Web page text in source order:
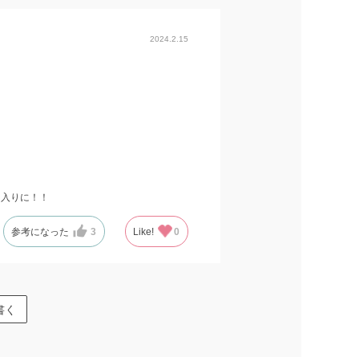
2024.2.15
りに！！
参考になった 3 Like! 0